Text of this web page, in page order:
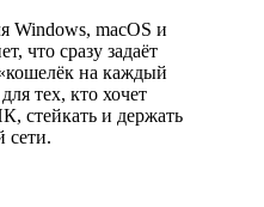
Windows, macOS и
что сразу задаёт
на каждый
тех, кто хочет
стейкать и держать
сети.